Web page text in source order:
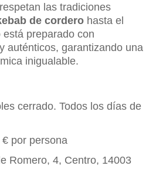
las tradiciones
de cordero hasta el
está preparado con
auténticos, garantizando una
inigualable.
cerrado. Todos los días de
por persona
Romero, 4, Centro, 14003